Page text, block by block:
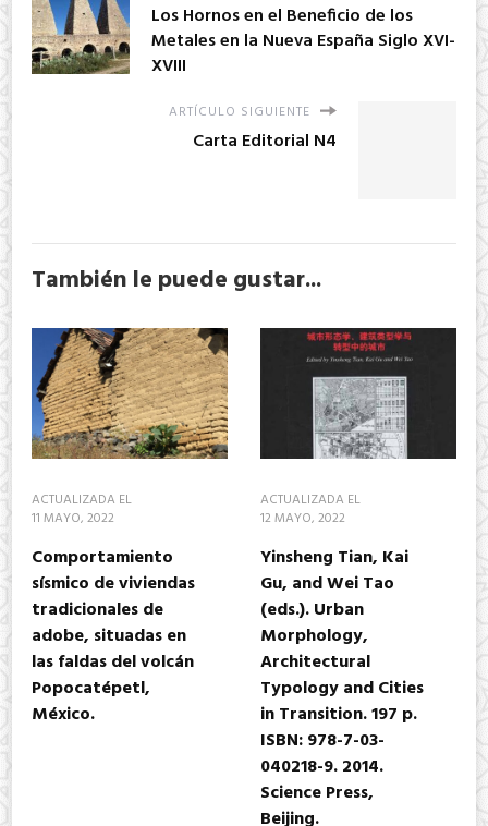
Los Hornos en el Beneficio de los
Metales en la Nueva España Siglo XVI-
XVIII
ARTÍCULO SIGUIENTE
Carta Editorial N4
También le puede gustar...
ACTUALIZADA EL
11 MAYO, 2022
Comportamiento
sísmico de viviendas
tradicionales de
adobe, situadas en
las faldas del volcán
Popocatépetl,
México.
ACTUALIZADA EL
12 MAYO, 2022
Yinsheng Tian, Kai
Gu, and Wei Tao
(eds.). Urban
Morphology,
Architectural
Typology and Cities
in Transition. 197 p.
ISBN: 978-7-03-
040218-9. 2014.
Science Press,
Beijing.